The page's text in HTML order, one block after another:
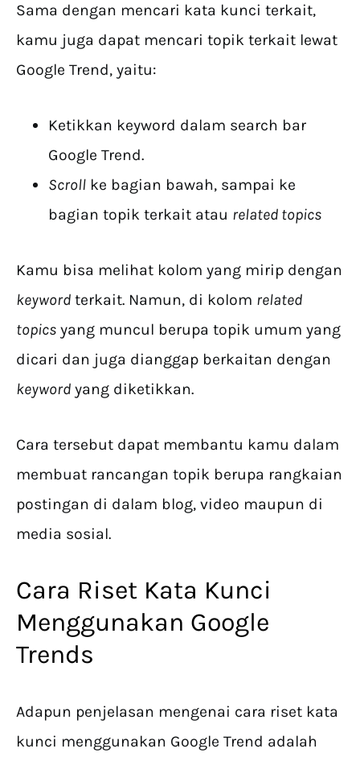
Sama dengan mencari kata kunci terkait,
kamu juga dapat mencari topik terkait lewat
Google Trend, yaitu:
Ketikkan keyword dalam search bar
Google Trend.
Scroll ke bagian bawah, sampai ke
bagian topik terkait atau related topics
Kamu bisa melihat kolom yang mirip dengan
keyword terkait. Namun, di kolom related
topics yang muncul berupa topik umum yang
dicari dan juga dianggap berkaitan dengan
keyword yang diketikkan.
Cara tersebut dapat membantu kamu dalam
membuat rancangan topik berupa rangkaian
postingan di dalam blog, video maupun di
media sosial.
Cara Riset Kata Kunci
Menggunakan Google
Trends
Adapun penjelasan mengenai cara riset kata
kunci menggunakan Google Trend adalah